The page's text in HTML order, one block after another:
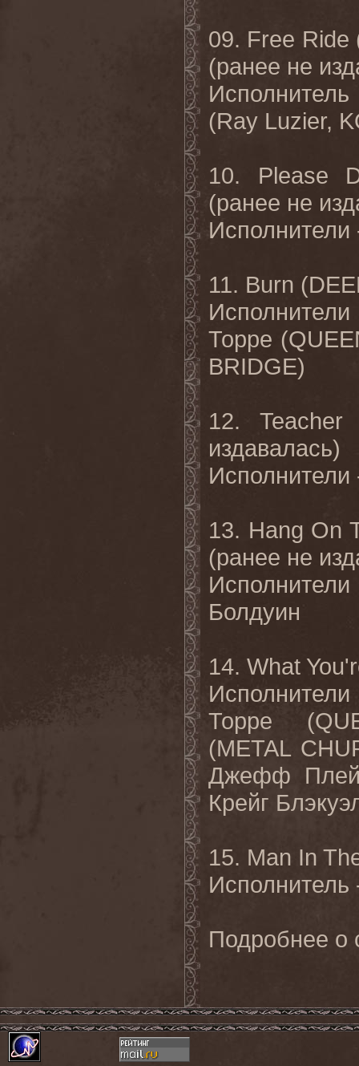
09. Free Ride
(ранее не
Исполнитель
(Ray Luzier,
10. Please
(ранее не
Исполнители
11. Burn
Исполнители
Торре
BRIDGE)
12.
издавалась)
Исполнители
13. Hang On
(ранее не
Исполнители
Болдуин
14. What
Исполнители
Торре
(METAL
Джефф
Крейг
15. Man In
Подробнее о